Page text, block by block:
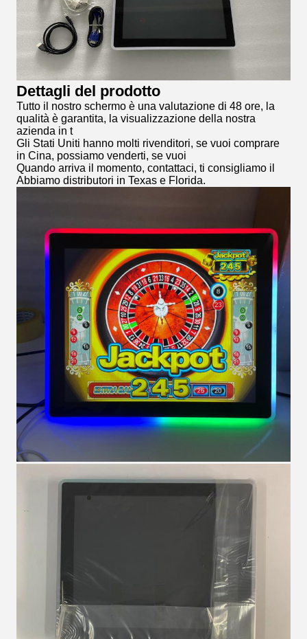
Dettagli del prodotto
Tutto il nostro schermo è una valutazione di 48 ore, la
qualità è garantita, la visualizzazione della nostra
azienda in t
Gli Stati Uniti hanno molti rivenditori, se vuoi comprare
in Cina, possiamo venderti, se vuoi
Quando arriva il momento, contattaci, ti consigliamo il
Abbiamo distributori in Texas e Florida.